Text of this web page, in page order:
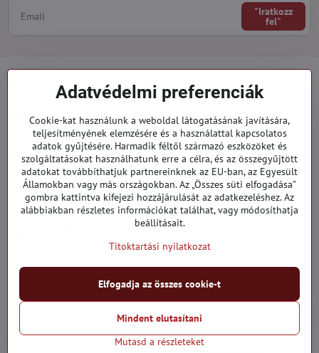
"Iratkozz
fel"
Minden a vásárlásról
Megrendelések
Kategóriák
919 060 751
Hétfő - Péntek: 09:00 - 15:00 hod.
©2026Szerzői jogAdatvédelmi preferenciákTitoktartási nyilatkozat
A weboldal a következővel készült:
Adatvédelmi preferenciák
Cookie-kat használunk a weboldal látogatásának javítására,
teljesítményének elemzésére és a használattal kapcsolatos
adatok gyűjtésére. Harmadik féltől származó eszközöket és
szolgáltatásokat használhatunk erre a célra, és az összegyűjtött
adatokat továbbíthatjuk partnereinknek az EU-ban, az Egyesült
Államokban vagy más országokban. Az „Összes süti elfogadása"
gombra kattintva kifejezi hozzájárulását az adatkezeléshez. Az
alábbiakban részletes információkat találhat, vagy módosíthatja
beállításait.
Titoktartási nyilatkozat
Mutasd a részleteket
Elfogadja az összes cookie-t
Mindent elutasítani